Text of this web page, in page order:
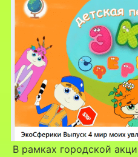
В рамках городской